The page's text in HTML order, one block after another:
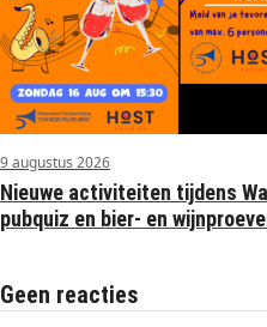
9 augustus 2026
Nieuwe activiteiten tijdens
pubquiz en bier- en
Geen reacties